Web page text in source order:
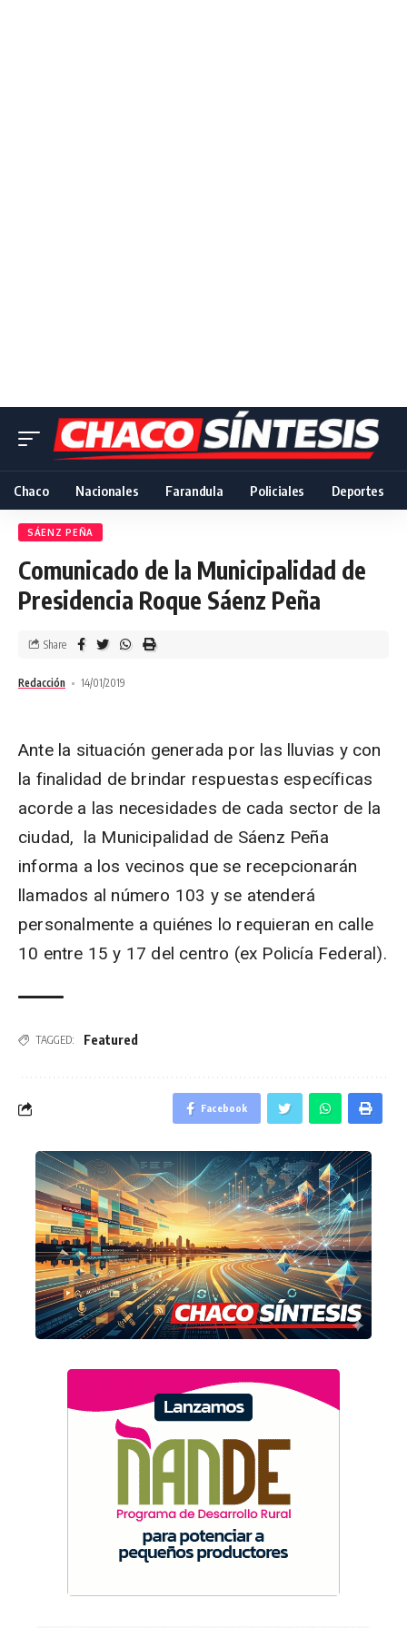
Chaco Nacionales Farandula Policiales Deportes
SÁENZ PEÑA
Comunicado de la Municipalidad de
Presidencia Roque Sáenz Peña
Redacción 14/01/2019
Share
Ante la situación generada por las lluvias y con
la finalidad de brindar respuestas específicas
acorde a las necesidades de cada sector de la
ciudad, la Municipalidad de Sáenz Peña
informa a los vecinos que se recepcionarán
llamados al número 103 y se atenderá
personalmente a quiénes lo requieran en calle
10 entre 15 y 17 del centro (ex Policía Federal).
TAGGED: Featured
Facebook